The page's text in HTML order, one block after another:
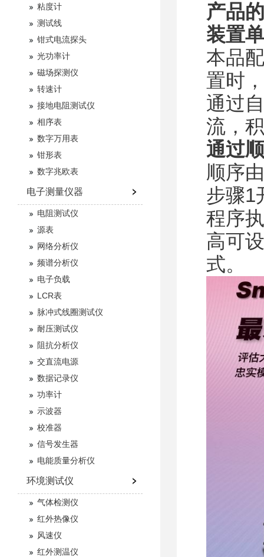
粘度计
测试线
钳式电流探头
光功率计
磁场探测仪
转速计
接地电阻测试仪
相序表
数字万用表
钳形表
数字兆欧表
电子测量仪器
电阻测试仪
源表
网络分析仪
频谱分析仪
电子负载
LCR表
脉冲式线圈测试仪
耐压测试仪
阻抗分析仪
交直流电源
数据记录仪
功率计
示波器
校准器
信号发生器
电能质量分析仪
环境测试仪
气体检测仪
红外热像仪
风速仪
红外测温仪
产品
装置
本品
置时
通过
流，
通过
顺序
步骤1
程序
高可
式。